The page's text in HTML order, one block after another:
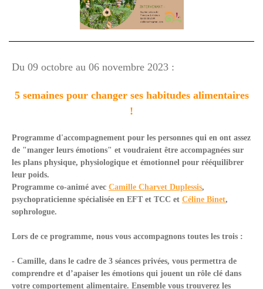
Du 09 octobre au 06 novembre 2023 :
5 semaines pour changer ses habitudes alimentaires
!
Programme d'accompagnement pour les personnes qui en ont assez
de "manger leurs émotions" et voudraient être accompagnées sur
les plans physique, physiologique et émotionnel pour rééquilibrer
leur poids.
Programme co-animé avec Camille Charvet Duplessis,
psychopraticienne spécialisée en EFT et TCC et Céline Binet,
sophrologue.
Lors de ce programme, nous vous accompagnons toutes les trois :
- Camille, dans le cadre de 3 séances privées, vous permettra de
comprendre et d’apaiser les émotions qui jouent un rôle clé dans
votre comportement alimentaire. Ensemble vous trouverez les